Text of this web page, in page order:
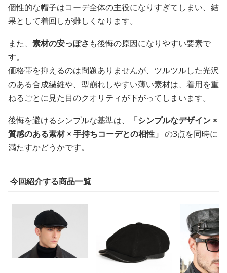
個性的な帽子はコーデ全体の主役になりすぎてしまい、結
果として着回しが難しくなります。
また、 素材の安っぽさ も後悔の原因になりやすい要素で
す。
価格帯を抑えるのは問題ありませんが、ツルツルした光沢
のある合成繊維や、型崩れしやすい薄い素材は、着用を重
ねるごとに見た目のクオリティが下がってしまいます。
後悔を避けるシンプルな基準は、
「シンプルなデザイン ×
質感のある素材 × 手持ちコーデとの相性」 の3点を同時に
満たすかどうかです。
今回紹介する商品一覧